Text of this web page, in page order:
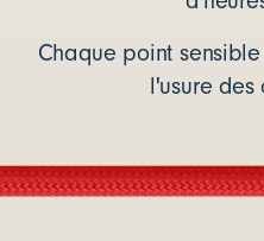
Chaque point
l'usure des